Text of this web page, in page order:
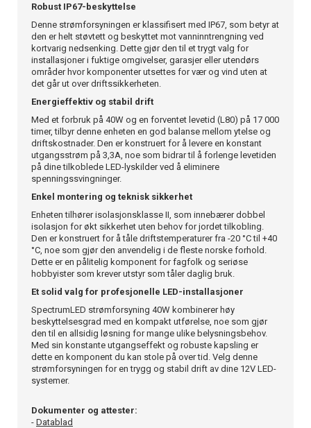
Robust IP67-beskyttelse
Denne strømforsyningen er klassifisert med IP67, som betyr at
den er helt støvtett og beskyttet mot vanninntrengning ved
kortvarig nedsenking. Dette gjør den til et trygt valg for
installasjoner i fuktige omgivelser, garasjer eller utendørs
områder hvor komponenter utsettes for vær og vind uten at
det går ut over driftssikkerheten.
Energieffektiv og stabil drift
Med et forbruk på 40W og en forventet levetid (L80) på 17 000
timer, tilbyr denne enheten en god balanse mellom ytelse og
driftskostnader. Den er konstruert for å levere en konstant
utgangsstrøm på 3,3A, noe som bidrar til å forlenge levetiden
på dine tilkoblede LED-lyskilder ved å eliminere
spenningssvingninger.
Enkel montering og teknisk sikkerhet
Enheten tilhører isolasjonsklasse II, som innebærer dobbel
isolasjon for økt sikkerhet uten behov for jordet tilkobling.
Den er konstruert for å tåle driftstemperaturer fra -20 °C til +40
°C, noe som gjør den anvendelig i de fleste norske forhold.
Dette er en pålitelig komponent for fagfolk og seriøse
hobbyister som krever utstyr som tåler daglig bruk.
Et solid valg for profesjonelle LED-installasjoner
SpectrumLED strømforsyning 40W kombinerer høy
beskyttelsesgrad med en kompakt utførelse, noe som gjør
den til en allsidig løsning for mange ulike belysningsbehov.
Med sin konstante utgangseffekt og robuste kapsling er
dette en komponent du kan stole på over tid. Velg denne
strømforsyningen for en trygg og stabil drift av dine 12V LED-
systemer.
Dokumenter og attester:
- Datablad